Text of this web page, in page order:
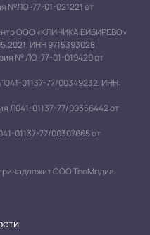
№ЛО-77-01-021221 от
ООО «КЛИНИКА БИБИРЕВО»
ИНН 9715393028
№ ЛО-77-01-019429 от
01137-77/00349232. ИНН:
Л041-01137-77/00356442 от
01137-77/00307665 от
ООО ТеоМедиа